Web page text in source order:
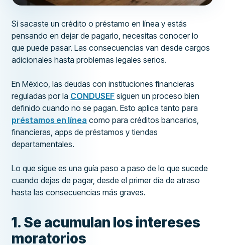
Si sacaste un crédito o préstamo en línea y estás
pensando en dejar de pagarlo, necesitas conocer lo
que puede pasar. Las consecuencias van desde cargos
adicionales hasta problemas legales serios.
En México, las deudas con instituciones financieras
reguladas por la CONDUSEF siguen un proceso bien
definido cuando no se pagan. Esto aplica tanto para
préstamos en línea como para créditos bancarios,
financieras, apps de préstamos y tiendas
departamentales.
Lo que sigue es una guía paso a paso de lo que sucede
cuando dejas de pagar, desde el primer día de atraso
hasta las consecuencias más graves.
1. Se acumulan los intereses
moratorios